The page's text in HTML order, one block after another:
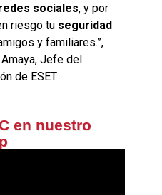
sociales, y por
riesgo tu seguridad
y familiares.”,
Jefe del
de ESET
en nuestro